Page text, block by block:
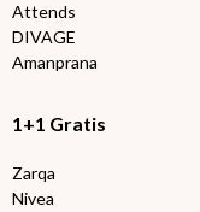
Attends
DIVAGE
Amanprana
1+1 Gratis
Zarqa
Nivea